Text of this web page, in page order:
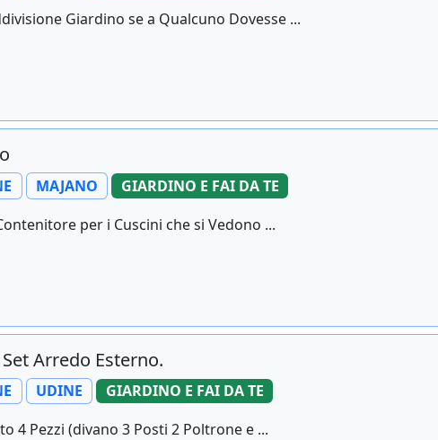
Giardino se a Qualcuno Dovesse ...
MAJANO
GIARDINO E FAI DA TE
per i Cuscini che si Vedono ...
Arredo Esterno.
UDINE
GIARDINO E FAI DA TE
4 Pezzi (divano 3 Posti 2 Poltrone e ...